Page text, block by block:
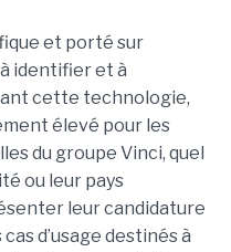
et porté sur
identifier et à
cette technologie,
élevé pour les
du groupe Vinci, quel
ou leur pays
leur candidature
d’usage destinés à